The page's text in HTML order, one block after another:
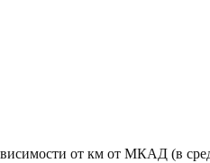
от км от МКАД (в